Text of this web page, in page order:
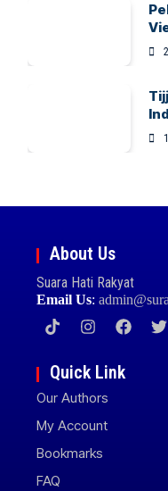
About Us
Suara Hati Rakyat
Email Us:
Quick Link
Our Authors
My Account
Bookmarks
FAQ